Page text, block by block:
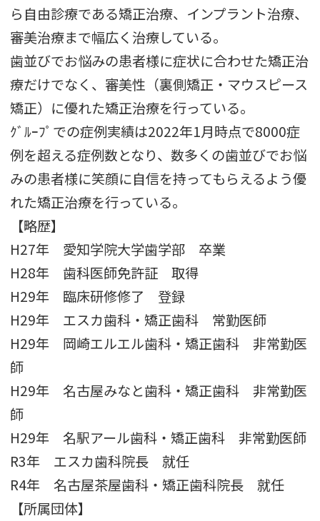
ら自由診療である矯正治療、インプラント治療、
審美治療まで幅広く治療している。
歯並びでお悩みの患者様に症状に合わせた矯正治
療だけでなく、審美性（裏側矯正・マウスピース
矯正）に優れた矯正治療を行っている。
ｸﾞﾙｰﾌﾟでの症例実績は2022年1月時点で8000症
例を超える症例数となり、数多くの歯並びでお悩
みの患者様に笑顔に自信を持ってもらえるよう優
れた矯正治療を行っている。
【略歴】
H27年 愛知学院大学歯学部 卒業
H28年 歯科医師免許証 取得
H29年 臨床研修修了 登録
H29年 エスカ歯科・矯正歯科 常勤医師
H29年 岡崎エルエル歯科・矯正歯科 非常勤医
師
H29年 名古屋みなと歯科・矯正歯科 非常勤医
師
H29年 名駅アール歯科・矯正歯科 非常勤医師
R3年 エスカ歯科院長 就任
R4年 名古屋茶屋歯科・矯正歯科院長 就任
【所属団体】